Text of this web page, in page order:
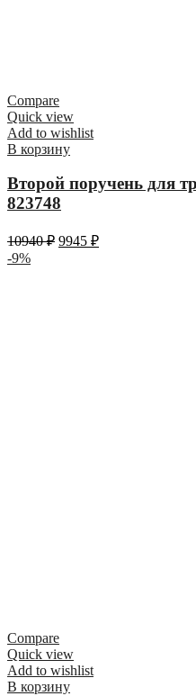
Compare
Quick view
Add to wishlist
В корзину
Второй поручень для
823748
10940₽ 9945 ₽
-9%
Compare
Quick view
Add to wishlist
В корзину